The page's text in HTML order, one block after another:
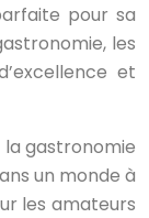
pour sa
les
et
gastronomie
un monde à
les amateurs